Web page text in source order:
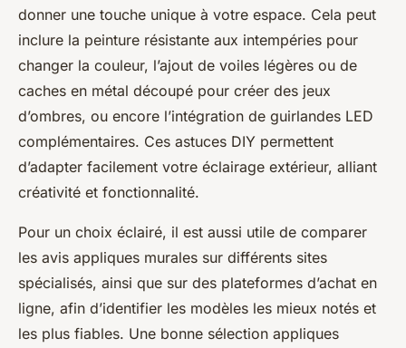
donner une touche unique à votre espace. Cela peut
inclure la peinture résistante aux intempéries pour
changer la couleur, l’ajout de voiles légères ou de
caches en métal découpé pour créer des jeux
d’ombres, ou encore l’intégration de guirlandes LED
complémentaires. Ces astuces DIY permettent
d’adapter facilement votre éclairage extérieur, alliant
créativité et fonctionnalité.
Pour un choix éclairé, il est aussi utile de comparer
les avis appliques murales sur différents sites
spécialisés, ainsi que sur des plateformes d’achat en
ligne, afin d’identifier les modèles les mieux notés et
les plus fiables. Une bonne sélection appliques